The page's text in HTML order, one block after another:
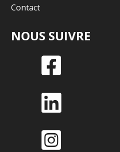
Contact
NOUS SUIVRE


